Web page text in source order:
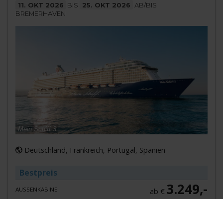
11. OKT 2026 BIS 25. OKT 2026
AB/BIS
BREMERHAVEN
Mein Schiff 3
Deutschland, Frankreich, Portugal, Spanien
Bestpreis
AUSSENKABINE ab €3.249,-